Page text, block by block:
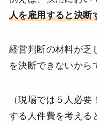
人を雇用すると決断
経営判断の材料が乏
を決断できないから
（現場では５人必
する人件費を考え